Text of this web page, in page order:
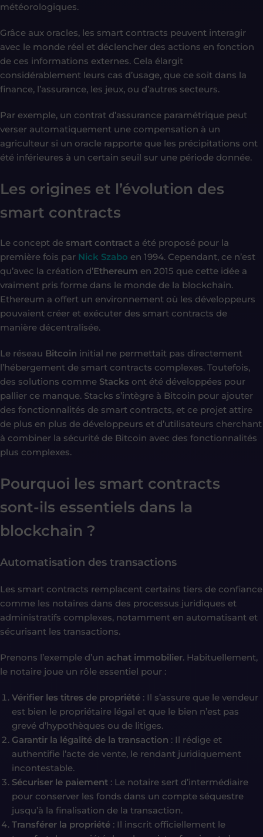
météorologiques.
Grâce aux oracles, les smart contracts peuvent interagir
avec le monde réel et déclencher des actions en fonction
de ces informations externes. Cela élargit
considérablement leurs cas d’usage, que ce soit dans la
finance, l’assurance, les jeux, ou d’autres secteurs.
Par exemple, un contrat d’assurance paramétrique peut
verser automatiquement une compensation à un
agriculteur si un oracle rapporte que les précipitations ont
été inférieures à un certain seuil sur une période donnée.
Les origines et l’évolution des
smart contracts
Le concept de smart contract a été proposé pour la
première fois par Nick Szabo en 1994. Cependant, ce n’est
qu’avec la création d’Ethereum en 2015 que cette idée a
vraiment pris forme dans le monde de la blockchain.
Ethereum a offert un environnement où les développeurs
pouvaient créer et exécuter des smart contracts de
manière décentralisée.
Le réseau Bitcoin initial ne permettait pas directement
l’hébergement de smart contracts complexes. Toutefois,
des solutions comme Stacks ont été développées pour
pallier ce manque. Stacks s’intègre à Bitcoin pour ajouter
des fonctionnalités de smart contracts, et ce projet attire
de plus en plus de développeurs et d’utilisateurs cherchant
à combiner la sécurité de Bitcoin avec des fonctionnalités
plus complexes.
Pourquoi les smart contracts
sont-ils essentiels dans la
blockchain ?
Automatisation des transactions
Les smart contracts remplacent certains tiers de confiance
comme les notaires dans des processus juridiques et
administratifs complexes, notamment en automatisant et
sécurisant les transactions.
Prenons l’exemple d’un achat immobilier. Habituellement,
le notaire joue un rôle essentiel pour :
Vérifier les titres de propriété : Il s’assure que le vendeur
est bien le propriétaire légal et que le bien n’est pas
grevé d’hypothèques ou de litiges.
Garantir la légalité de la transaction : Il rédige et
authentifie l’acte de vente, le rendant juridiquement
incontestable.
Sécuriser le paiement : Le notaire sert d’intermédiaire
pour conserver les fonds dans un compte séquestre
jusqu’à la finalisation de la transaction.
Transférer la propriété : Il inscrit officiellement le